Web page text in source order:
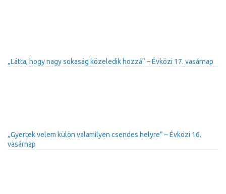
„Látta, hogy nagy sokaság közeledik hozzá” – Évközi 17. vasárnap
„Gyertek velem külön valamilyen csendes helyre” – Évközi 16.
vasárnap